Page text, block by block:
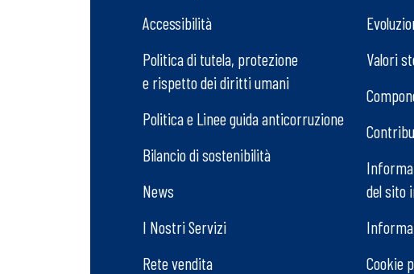
Accessibilità
Politica di tutela, protezione
e rispetto dei diritti umani
Politica e Linee guida anticorruzione
Bilancio di sostenibilità
News
I Nostri Servizi
Rete vendita
Valori
del sito
Cookie